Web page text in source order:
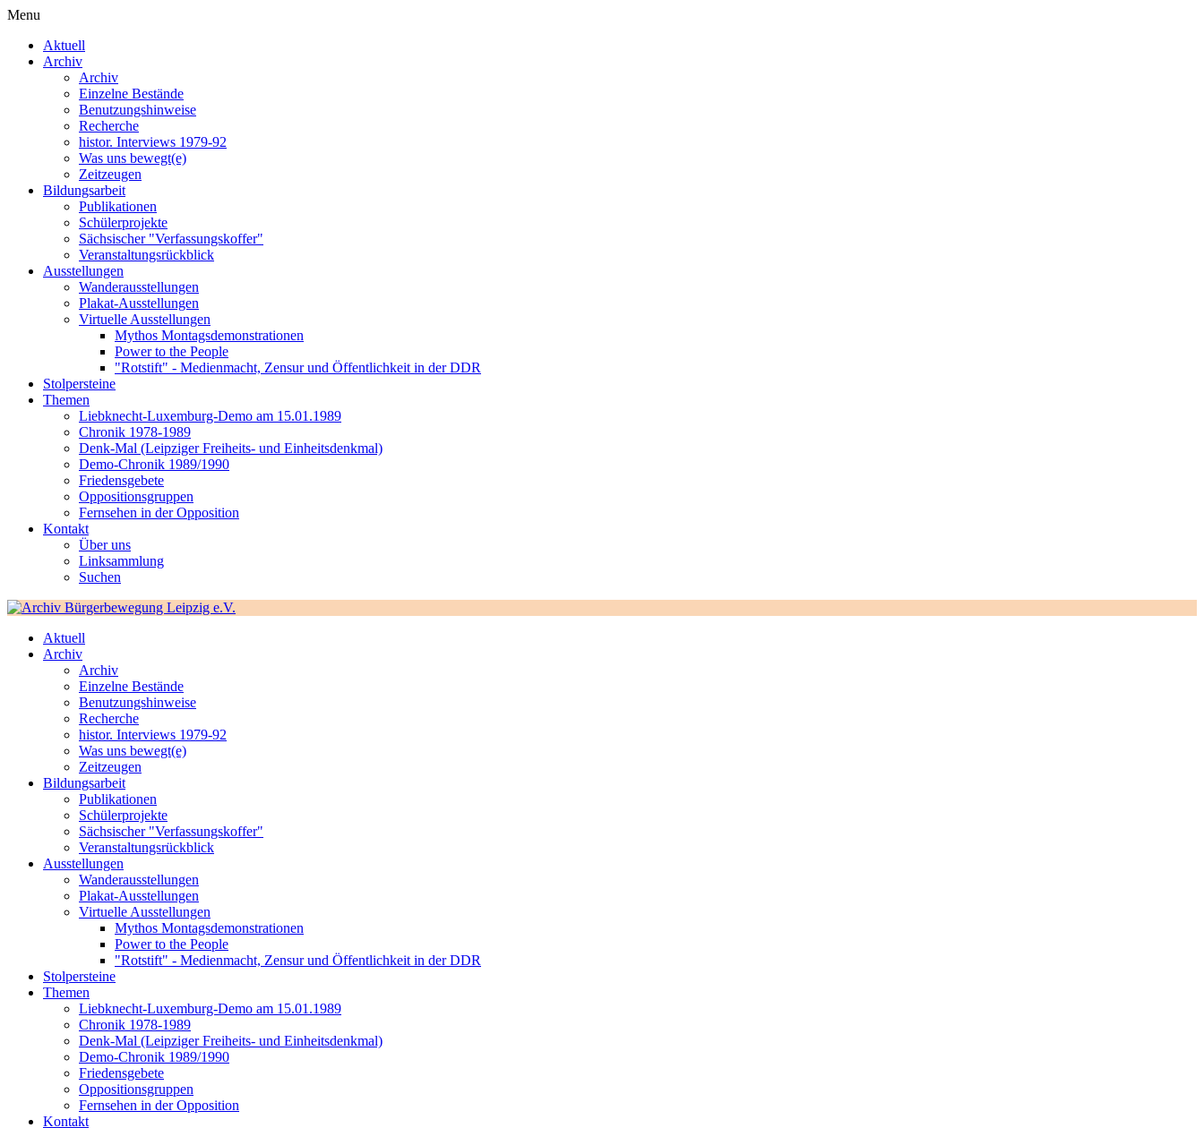
Menu
Aktuell
Archiv
Archiv
Einzelne Bestände
Benutzungshinweise
Recherche
histor. Interviews 1979-92
Was uns bewegt(e)
Zeitzeugen
Bildungsarbeit
Publikationen
Schülerprojekte
Sächsischer "Verfassungskoffer"
Veranstaltungsrückblick
Ausstellungen
Wanderausstellungen
Plakat-Ausstellungen
Virtuelle Ausstellungen
Mythos Montagsdemonstrationen
Power to the People
"Rotstift" - Medienmacht, Zensur und Öffentlichkeit in der DDR
Stolpersteine
Themen
Liebknecht-Luxemburg-Demo am 15.01.1989
Chronik 1978-1989
Denk-Mal (Leipziger Freiheits- und Einheitsdenkmal)
Demo-Chronik 1989/1990
Friedensgebete
Oppositionsgruppen
Fernsehen in der Opposition
Kontakt
Über uns
Linksammlung
Suchen
Aktuell
Archiv
Archiv
Einzelne Bestände
Benutzungshinweise
Recherche
histor. Interviews 1979-92
Was uns bewegt(e)
Zeitzeugen
Bildungsarbeit
Publikationen
Schülerprojekte
Sächsischer "Verfassungskoffer"
Veranstaltungsrückblick
Ausstellungen
Wanderausstellungen
Plakat-Ausstellungen
Virtuelle Ausstellungen
Mythos Montagsdemonstrationen
Power to the People
"Rotstift" - Medienmacht, Zensur und Öffentlichkeit in der DDR
Stolpersteine
Themen
Liebknecht-Luxemburg-Demo am 15.01.1989
Chronik 1978-1989
Denk-Mal (Leipziger Freiheits- und Einheitsdenkmal)
Demo-Chronik 1989/1990
Friedensgebete
Oppositionsgruppen
Fernsehen in der Opposition
Kontakt